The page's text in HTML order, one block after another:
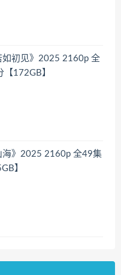
如初见》2025 2160p 全
172GB】
海》2025 2160p 全49集
】